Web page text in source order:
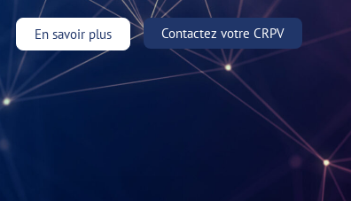
En savoir plus Contactez votre CRPV